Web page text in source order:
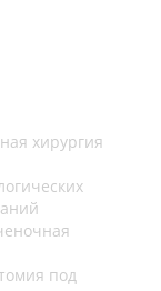
хирургия
под